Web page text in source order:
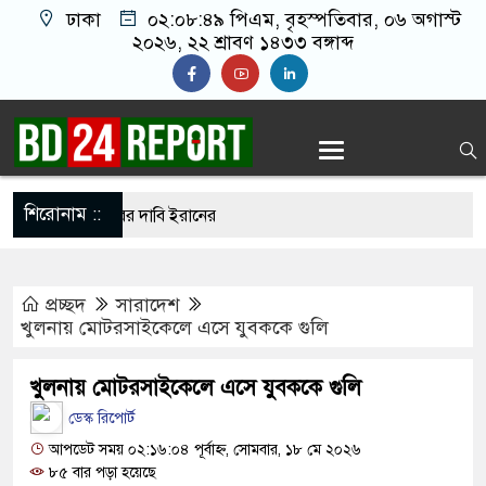
ঢাকা ০২:০৮:৫০ পিএম, বৃহস্পতিবার, ০৬ অগাস্ট
২০২৬, ২২ শ্রাবণ ১৪৩৩ বঙ্গাব্দ
শিরোনাম ::
গ্রেপ্তারের দাবি ইরানের
সম্মেলন ডেকেছে এনসিপি
আখতারুজ্জামান কারাগারে
প্রচ্ছদ
সারাদেশ
খুলনায় মোটরসাইকেলে এসে যুবককে গুলি
খুলনায় মোটরসাইকেলে এসে যুবককে গুলি
ডেস্ক রিপোর্ট
আপডেট সময় ০২:১৬:০৪ পূর্বাহ্ন, সোমবার, ১৮ মে ২০২৬
৮৫ বার পড়া হয়েছে